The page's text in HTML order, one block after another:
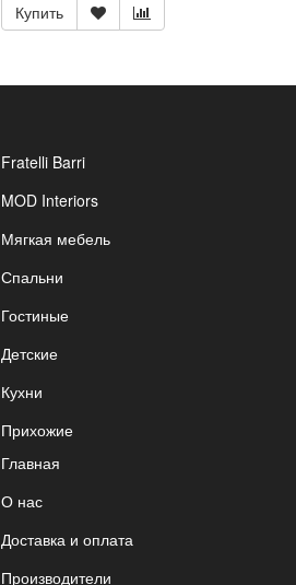
Купить
Fratelli Barri
MOD Interiors
Мягкая мебель
Спальни
Гостиные
Детские
Кухни
Прихожие
Главная
О нас
Доставка и оплата
Производители